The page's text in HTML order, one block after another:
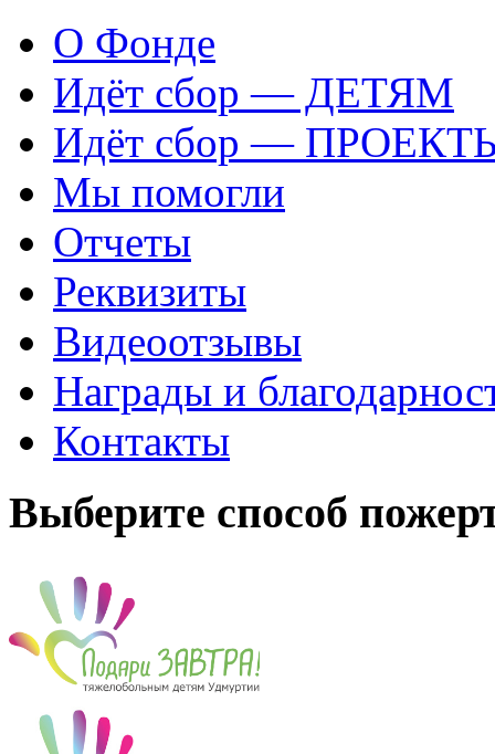
О Фонде
Идёт сбор — ДЕТЯМ
Идёт сбор —
Мы помогли
Отчеты
Реквизиты
Видеоотзывы
Награды и
Контакты
Выберите способ